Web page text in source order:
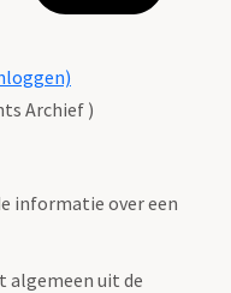
Archief )
informatie over een
algemeen uit de